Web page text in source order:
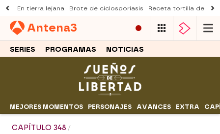
En tierra lejana Brote de ciclosporiasis Receta tortilla de
Antena3
SERIES PROGRAMAS NOTICIAS
MEJORES MOMENTOS PERSONAJES AVANCES EXTRA
CAPÍTULO 348